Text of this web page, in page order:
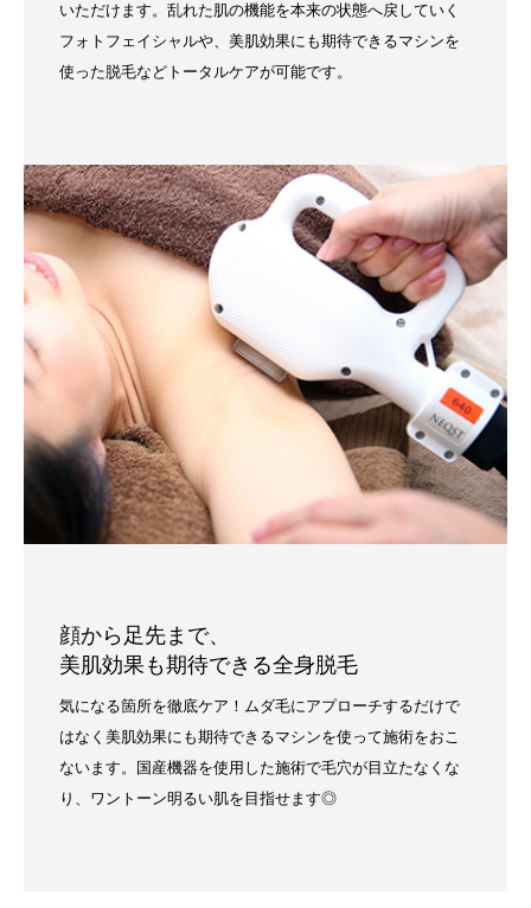
いただけます。乱れた肌の機能を本来の状態へ戻していく
フォトフェイシャルや、美肌効果にも期待できるマシンを
使った脱毛などトータルケアが可能です。
顔から足先まで、
美肌効果も期待できる全身脱毛
気になる箇所を徹底ケア！ムダ毛にアプローチするだけで
はなく美肌効果にも期待できるマシンを使って施術をおこ
ないます。国産機器を使用した施術で毛穴が目立たなくな
り、ワントーン明るい肌を目指せます◎